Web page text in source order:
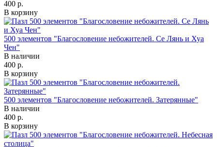
400 р.
В корзину
500 элементов "Благословение небожителей. Се Лянь и Хуа
Чен"
В наличии
400 р.
В корзину
500 элементов "Благословение небожителей. Затерянные"
В наличии
400 р.
В корзину